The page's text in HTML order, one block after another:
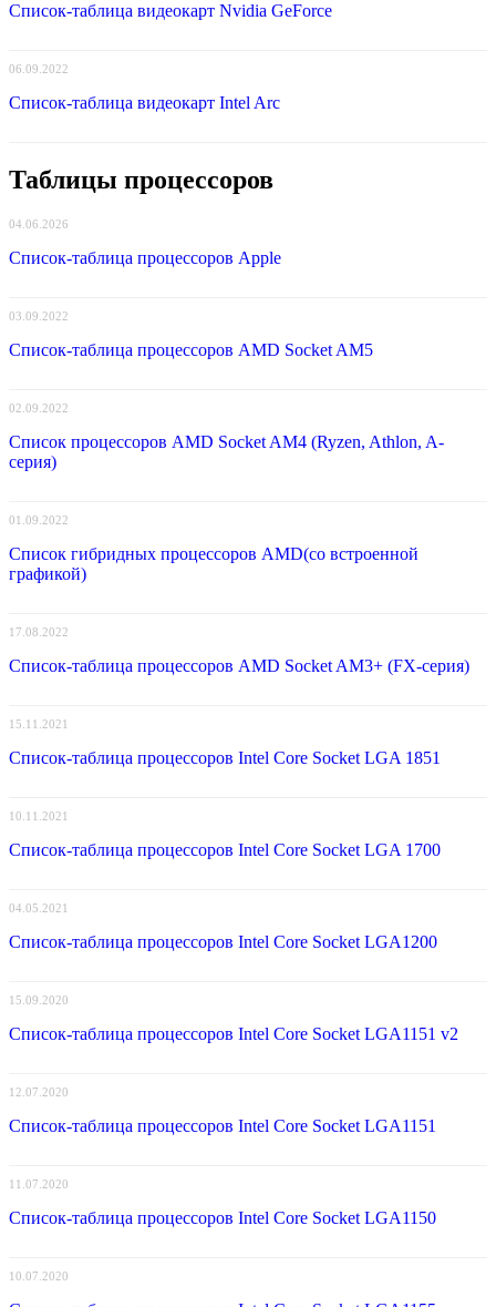
Список-таблица видеокарт Nvidia GeForce
06.09.2022
Список-таблица видеокарт Intel Arc
Таблицы процессоров
04.06.2026
Список-таблица процессоров Apple
03.09.2022
Список-таблица процессоров AMD Socket AM5
02.09.2022
Список процессоров AMD Socket AM4 (Ryzen, Athlon, A-
серия)
01.09.2022
Список гибридных процессоров AMD(со встроенной
графикой)
17.08.2022
Список-таблица процессоров AMD Socket AM3+ (FX-серия)
15.11.2021
Список-таблица процессоров Intel Core Socket LGA 1851
10.11.2021
Список-таблица процессоров Intel Core Socket LGA 1700
04.05.2021
Список-таблица процессоров Intel Core Socket LGA1200
15.09.2020
Список-таблица процессоров Intel Core Socket LGA1151 v2
12.07.2020
Список-таблица процессоров Intel Core Socket LGA1151
11.07.2020
Список-таблица процессоров Intel Core Socket LGA1150
10.07.2020